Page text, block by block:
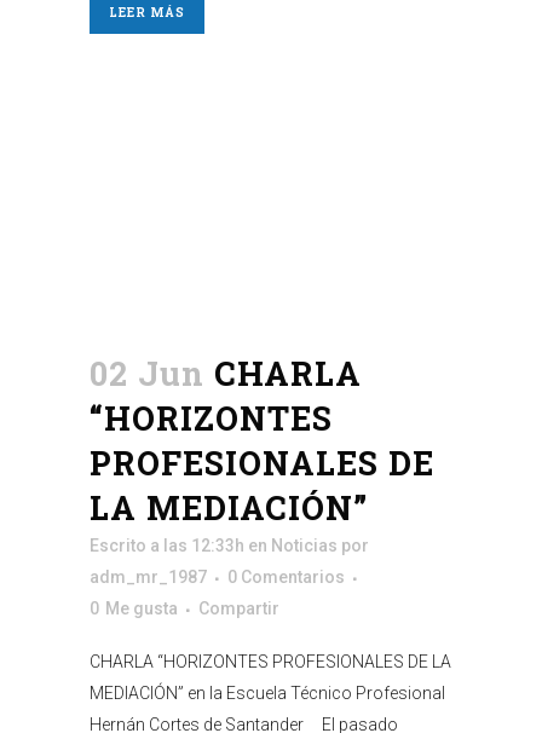
LEER MÁS
02 Jun CHARLA
“HORIZONTES
PROFESIONALES DE
LA MEDIACIÓN”
Escrito a las 12:33h en Noticias por
adm_mr_1987
0 Comentarios
0 Me gusta Compartir
CHARLA “HORIZONTES PROFESIONALES DE LA
MEDIACIÓN” en la Escuela Técnico Profesional
Hernán Cortes de Santander El pasado